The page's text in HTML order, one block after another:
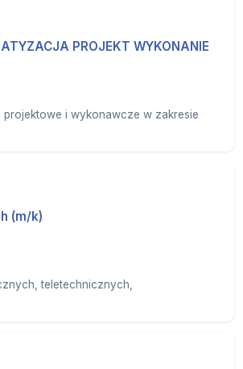
PROJEKT WYKONANIE
projektowe i wykonawcze w zakresie
(m/k)
teletechnicznych,